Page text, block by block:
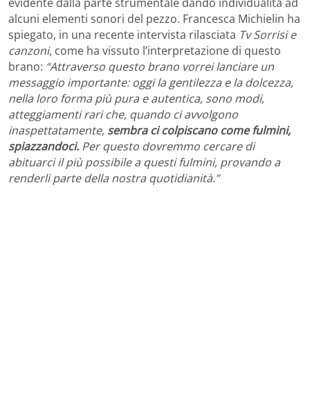
alcuni elementi sonori del pezzo. Francesca Michielin ha
spiegato, in una recente intervista rilasciata Tv Sorrisi e
canzoni, come ha vissuto l’interpretazione di questo
brano: “Attraverso questo brano vorrei lanciare un
messaggio importante: oggi la gentilezza e la dolcezza,
nella loro forma più pura e autentica, sono modi,
atteggiamenti rari che, quando ci avvolgono
inaspettatamente, sembra ci colpiscano come fulmini,
spiazzandoci. Per questo dovremmo cercare di
abituarci il più possibile a questi fulmini, provando a
renderli parte della nostra quotidianità.”